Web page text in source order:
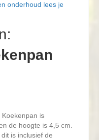
onderhoud lees je
is
de hoogte is 4,5 cm.
is inclusief de